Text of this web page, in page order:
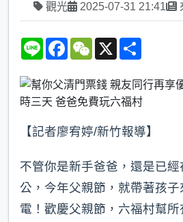
觀光 2025-07-31 21:41
L
F
b
o
o
W
a
t
X
e
【記者廖宥婷/新竹報導】
不管你是新手爸爸，還是已
公，今年父親節，就帶著孩
電！歡慶父親節，六福村幫